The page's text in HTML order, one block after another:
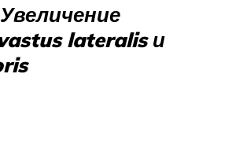
lateralis и